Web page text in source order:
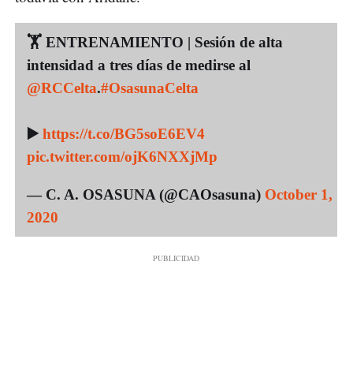
🏋️‍ ENTRENAMIENTO | Sesión de alta
intensidad a tres días de medirse al
@RCCelta.#OsasunaCelta
▶️ https://t.co/BG5soE6EV4
pic.twitter.com/ojK6NXXjMp
— C. A. OSASUNA (@CAOsasuna) October 1,
2020